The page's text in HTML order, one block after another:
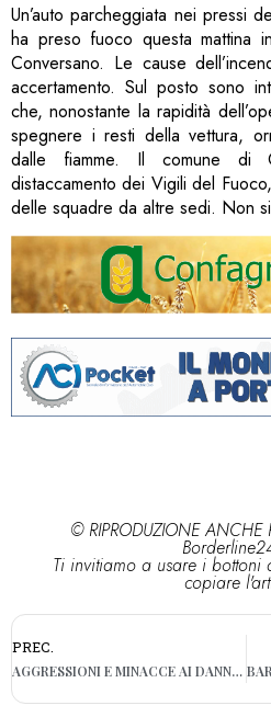
Un’auto parcheggiata nei pressi
ha preso fuoco questa mattina
Conversano. Le cause
accertamento. Sul posto sono
che, nonostante la rapidità
spegnere i resti della vettura,
dalle fiamme. Il comune di
distaccamento dei Vigili del
delle squadre da altre sedi. Non
© RIPRODUZIONE ANCHE
Ti invitiamo a usare i
copiare
PREC.
AGGRESSIONI E MINACCE AI DANNI DELLA MADRE UN ARRESTO A TARANTO